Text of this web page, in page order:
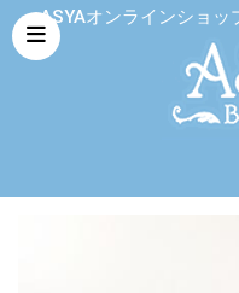
ASYAオンラインショ